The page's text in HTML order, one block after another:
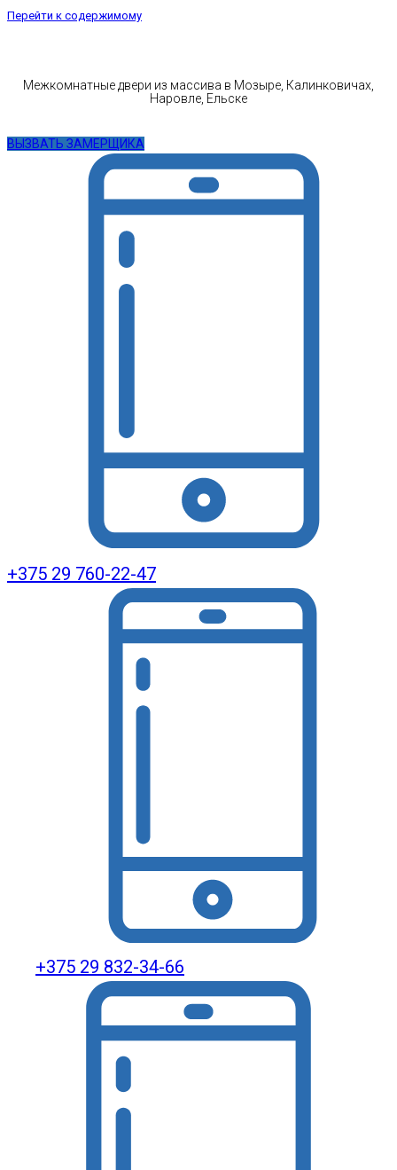
Перейти к содержимому
Межкомнатные двери из массива в Мозыре, Калинковичах,
Наровле, Ельске
ВЫЗВАТЬ ЗАМЕРЩИКА
+375 29 760-22-47
+375 29 832-34-66